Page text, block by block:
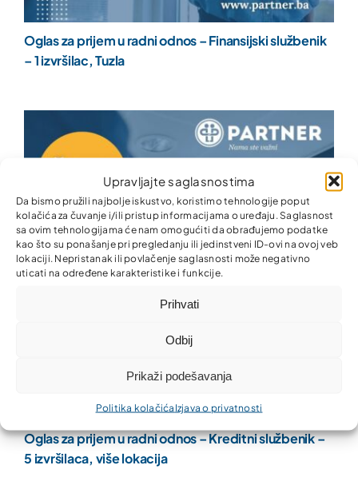
Upravljajte saglasnostima
Da bismo pružili najbolje iskustvo, koristimo tehnologije poput
kolačića za čuvanje i/ili pristup informacijama o uređaju. Saglasnost
sa ovim tehnologijama će nam omogućiti da obrađujemo podatke
kao što su ponašanje pri pregledanju ili jedinstveni ID-ovi na ovoj veb
lokaciji. Nepristanak ili povlačenje saglasnosti može negativno
uticati na određene karakteristike i funkcije.
Prihvati
Odbij
Prikaži podešavanja
Politika kolačića Izjava o privatnosti
Oglas za prijem u radni odnos – Finansijski službenik
– 1 izvršilac, Tuzla
Oglas za prijem u radni odnos – Kreditni službenik –
5 izvršilaca, više lokacija